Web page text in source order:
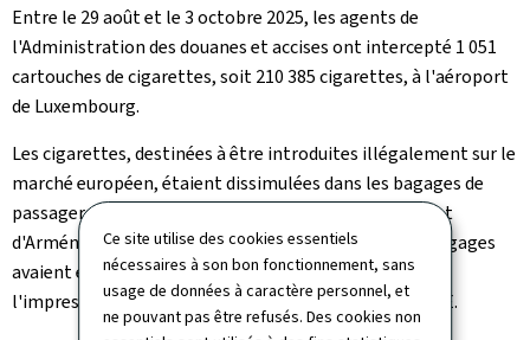
Ce site utilise des cookies essentiels
nécessaires à son bon fonctionnement, sans
usage de données à caractère personnel, et
ne pouvant pas être refusés. Des cookies non
Entre le 29 août et le 3 octobre 2025, les agents de
l'Administration des douanes et accises ont intercepté 1 051
cartouches de cigarettes, soit 210 385 cigarettes, à l'aéroport
de Luxembourg.
Les cigarettes, destinées à être introduites illégalement sur le
marché européen, étaient dissimulées dans les bagages de
passagers en provenance principalement de Turquie et
d'Arménie. Dans l'une des affaires, les étiquettes de bagages
avaient été manipulées illégalement pour donner
l'impression qu'il s'agissait d'un déplacement intra-UE.